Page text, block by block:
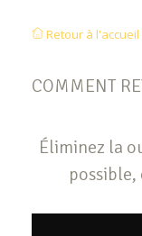
Retour à l'accueil
COMMENT
Éliminez la